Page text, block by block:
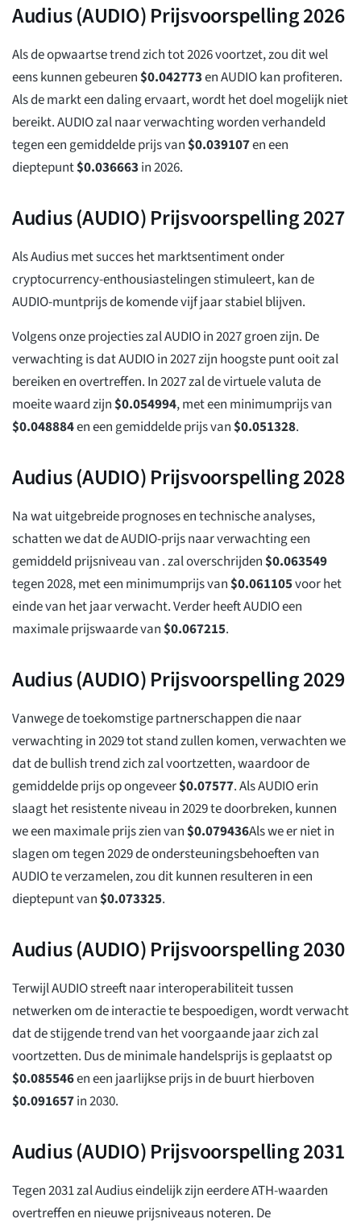
Audius (AUDIO) Prijsvoorspelling 2026
Als de opwaartse trend zich tot 2026 voortzet, zou dit wel
eens kunnen gebeuren$0.042773en AUDIO kan profiteren.
Als de markt een daling ervaart, wordt het doel mogelijk niet
bereikt. AUDIO zal naar verwachting worden verhandeld
tegen een gemiddelde prijs van$0.039107en een
dieptepunt$0.036663 in 2026.
Audius (AUDIO) Prijsvoorspelling 2027
Als Audius met succes het marktsentiment onder
cryptocurrency-enthousiastelingen stimuleert, kan de
AUDIO-muntprijs de komende vijf jaar stabiel blijven.
Volgens onze projecties zal AUDIO in 2027 groen zijn. De
verwachting is dat AUDIO in 2027 zijn hoogste punt ooit zal
bereiken en overtreffen. In 2027 zal de virtuele valuta de
moeite waard zijn$0.054994, met een minimumprijs van
$0.048884en een gemiddelde prijs van$0.051328.
Audius (AUDIO) Prijsvoorspelling 2028
Na wat uitgebreide prognoses en technische analyses,
schatten we dat de AUDIO-prijs naar verwachting een
gemiddeld prijsniveau van . zal overschrijden$0.063549
tegen 2028, met een minimumprijs van$0.061105voor het
einde van het jaar verwacht. Verder heeft AUDIO een
maximale prijswaarde van$0.067215.
Audius (AUDIO) Prijsvoorspelling 2029
Vanwege de toekomstige partnerschappen die naar
verwachting in 2029 tot stand zullen komen, verwachten we
dat de bullish trend zich zal voortzetten, waardoor de
gemiddelde prijs op ongeveer$0.07577. Als AUDIO erin
slaagt het resistente niveau in 2029 te doorbreken, kunnen
we een maximale prijs zien van$0.079436Als we er niet in
slagen om tegen 2029 de ondersteuningsbehoeften van
AUDIO te verzamelen, zou dit kunnen resulteren in een
dieptepunt van$0.073325.
Audius (AUDIO) Prijsvoorspelling 2030
Terwijl AUDIO streeft naar interoperabiliteit tussen
netwerken om de interactie te bespoedigen, wordt verwacht
dat de stijgende trend van het voorgaande jaar zich zal
voortzetten. Dus de minimale handelsprijs is geplaatst op
$0.085546en een jaarlijkse prijs in de buurt hierboven
$0.091657in 2030.
Audius (AUDIO) Prijsvoorspelling 2031
Tegen 2031 zal Audius eindelijk zijn eerdere ATH-waarden
overtreffen en nieuwe prijsniveaus noteren. De